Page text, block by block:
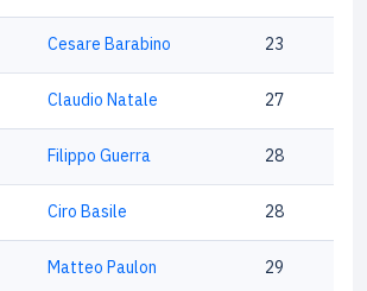
Cesare Barabino 23
Claudio Natale 27
Filippo Guerra 28
Ciro Basile 28
Matteo Paulon 29